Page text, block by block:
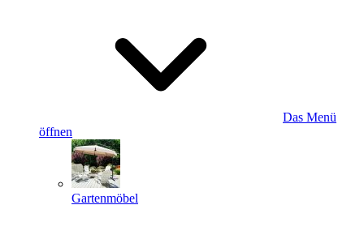
Das Menü
öffnen
Gartenmöbel